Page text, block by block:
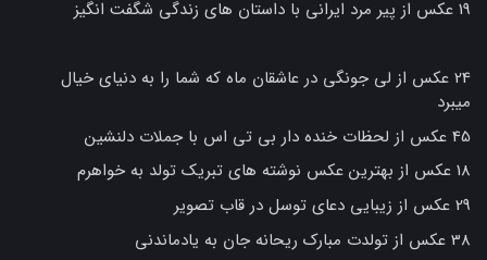
19 عکس از پیر مرد ایرانی با داستان های زندگی شگفت انگیز
24 عکس از لی جونگی در عاشقان ماه که شما را به دنیای خیال
میبرد
45 عکس از لحظات خنده دار بی تی اس با جملات دلنشین
18 عکس از بهترین عکس نوشته های تبریک تولد به خواهرم
29 عکس از زیبایی دعای توسل در قاب تصویر
38 عکس از تولدت مبارک ریحانه جان به یادماندنی